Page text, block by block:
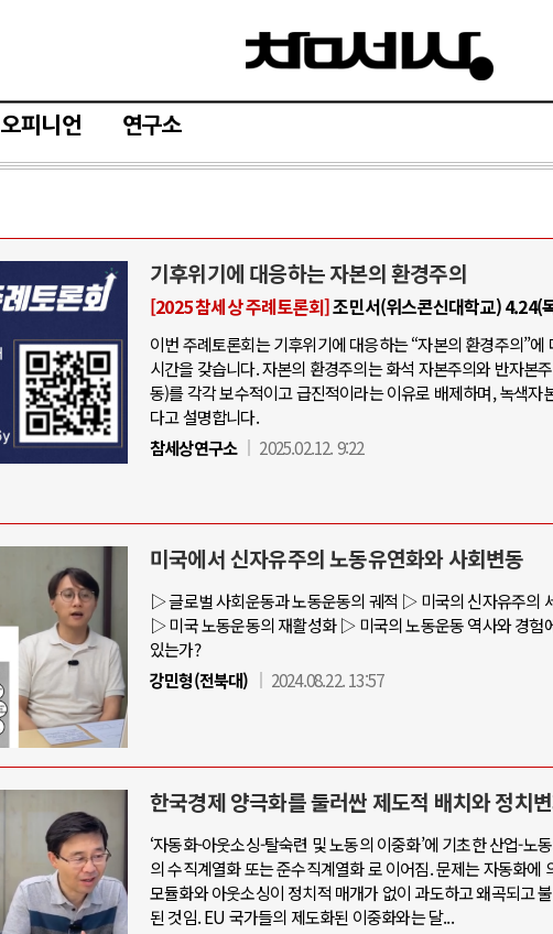
오피니언 연구소
기후위기에 대응하는 자본의 환경주의
[2025 참세상 주례토론회]조민서(위스콘신대학교) 4.24(
이번 주례토론회는 기후위기에 대응하는 “자본의 환경주의”에
시간을 갖습니다. 자본의 환경주의는 화석 자본주의와 반자본
동)를 각각 보수적이고 급진적이라는 이유로 배제하며, 녹색자
다고 설명합니다.
참세상연구소
2025.02.12. 9:22
미국에서 신자유주의 노동유연화와 사회변동
▷ 글로벌 사회운동과 노동운동의 궤적 ▷ 미국의 신자유주의
▷ 미국 노동운동의 재활성화 ▷ 미국의 노동운동 역사와 경험
있는가?
강민형(전북대)
2024.08.22. 13:57
한국경제 양극화를 둘러싼 제도적 배치와 정치
‘자동화-아웃소싱-탈숙련 및 노동의 이중화’에 기초한 산업-노
의 수직계열화 또는 준수직계열화 로 이어짐. 문제는 자동화에
모듈화와 아웃소싱이 정치적 매개가 없이 과도하고 왜곡되고
된 것임. EU 국가들의 제도화된 이중화와는 달...
AI와 인간
중국 AI, 저가 공세로 글로벌 토큰 시..
AI 국부펀드 구상 놓고 미국 진보진영 ..
AI 데이터센터 반대 투쟁은 새로운 글로..
AI의 숨은 환경 비용: 데이터센터 확산..
AI는 어떻게 미국 민주주의를 잠식하고 ..
EU·우크라이나 드론 협력
나토, 우크라 군사지원
러·우크라, 대규모 공습 주